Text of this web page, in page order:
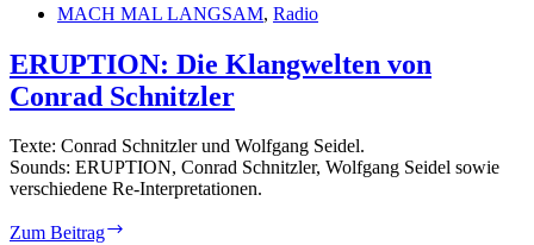
Comes
Here
MACH MAL LANGSAM, Radio
ERUPTION: Die Klangwelten von
Conrad Schnitzler
Texte: Conrad Schnitzler und Wolfgang Seidel.
Sounds: ERUPTION, Conrad Schnitzler, Wolfgang Seidel sowie
verschiedene Re-Interpretationen.
Zum Beitrag